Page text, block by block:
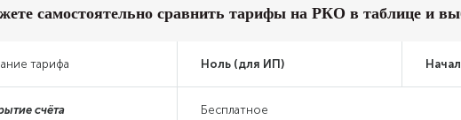
самостоятельно сравнить тарифы на РКО в таблице и
тарифа Ноль (для ИП)
счёта Бесплатное